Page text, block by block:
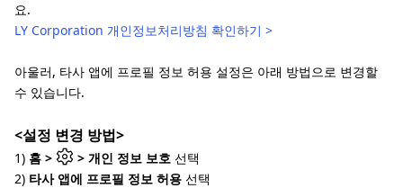
요.
LY Corporation 개인정보처리방침 확인하기 >
아울러, 타사 앱에 프로필 정보 허용 설정은 아래 방법으로 변경할
수 있습니다.
<설정 변경 방법>
1) 홈 > > 개인 정보 보호 선택
2) 타사 앱에 프로필 정보 허용 선택